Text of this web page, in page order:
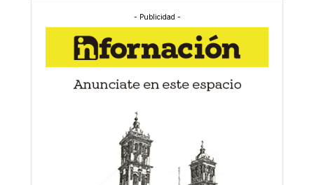
- Publicidad -